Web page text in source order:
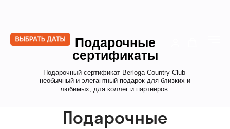
Подарочный сертификат Berloga Country Club-
необычный и элегантный подарок для близких и
любимых, для коллег и партнеров.
Подарочные
сертификаты